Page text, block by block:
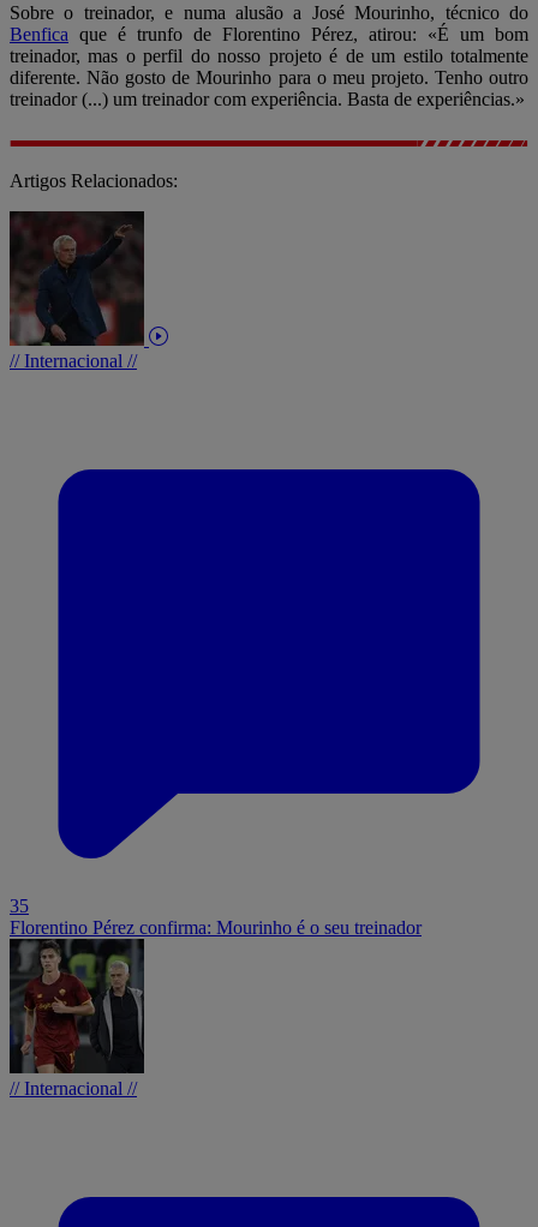
Sobre o treinador, e numa alusão a José Mourinho, técnico do
Benfica que é trunfo de Florentino Pérez, atirou: «É um bom
treinador, mas o perfil do nosso projeto é de um estilo totalmente
diferente. Não gosto de Mourinho para o meu projeto. Tenho outro
treinador (...) um treinador com experiência. Basta de experiências.»
Artigos Relacionados:
// Internacional //
35
Florentino Pérez confirma: Mourinho é o seu treinador
// Internacional //